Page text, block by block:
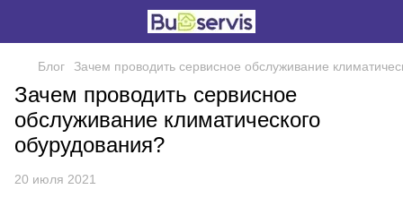
Блог Зачем проводить сервисное обслуживание
Зачем проводить сервисное
обслуживание климатического
обурудования?
20 июля 2021